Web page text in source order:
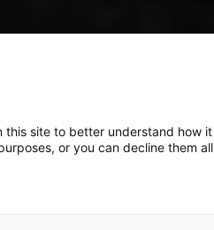
site to better understand how it
or you can decline them